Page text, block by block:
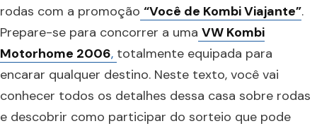
rodas com a promoção “Você de Kombi Viajante”.
Prepare-se para concorrer a uma VW Kombi
Motorhome 2006, totalmente equipada para
encarar qualquer destino. Neste texto, você vai
conhecer todos os detalhes dessa casa sobre rodas
e descobrir como participar do sorteio que pode